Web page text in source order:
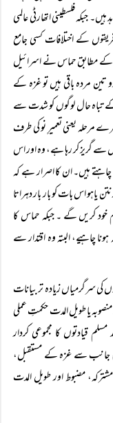
جبکہ فلسطینی اتھارٹی عالمی
کے اختلافات کسی جامع
کے مطابق حماس نے اسرائیل
تین مردہ باقی ہیں تو غزہ کے
تباہ حال لوگوں کو شدت سے
یعنی تعمیرِ نو کی طرف
گریز کر رہا ہے، وہ اور اس
ہیں۔ ان کا اصرار ہے کہ
اس بات کو بار بار دہراتا
خود کریں گے ۔ جبکہ حماس کا
چاہیے، البتہ وہ اقتدار سے
کی سرگرمیاں زیادہ تر بیانات
یا طویل المدت حکمتِ عملی
قیادتوں کا مجموعی کردار
جانب سے غزہ کے مستقبل،
مضبوط اور طویل المدت